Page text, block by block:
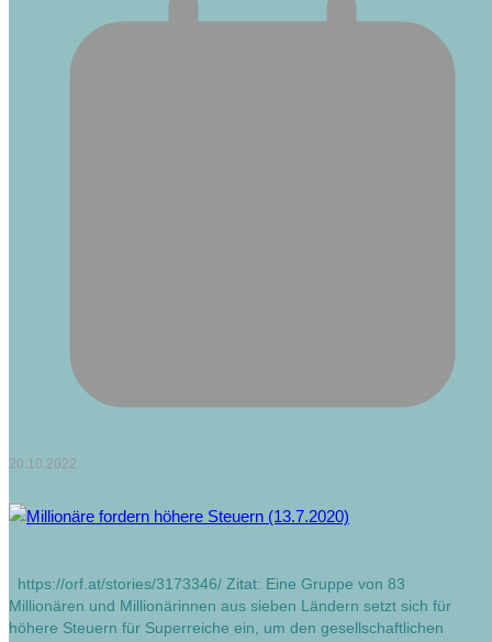
20.10.2022
https://orf.at/stories/3173346/ Zitat: Eine Gruppe von 83
Millionären und Millionärinnen aus sieben Ländern setzt sich für
höhere Steuern für Superreiche ein, um den gesellschaftlichen